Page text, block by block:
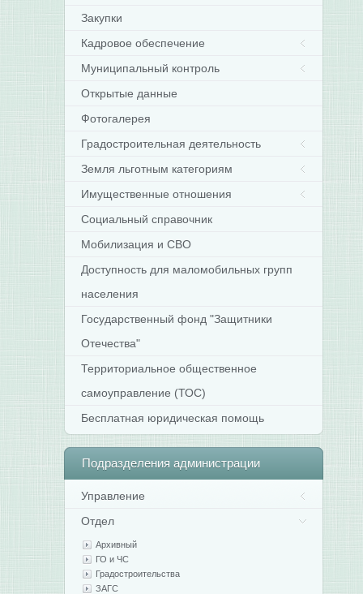
Закупки
Кадровое обеспечение
Муниципальный контроль
Открытые данные
Фотогалерея
Градостроительная деятельность
Земля льготным категориям
Имущественные отношения
Социальный справочник
Мобилизация и СВО
Доступность для маломобильных групп
населения
Государственный фонд "Защитники
Отечества"
Территориальное общественное
самоуправление (ТОС)
Бесплатная юридическая помощь
Подразделения администрации
Управление
Отдел
Архивный
ГО и ЧС
Градостроительства
ЗАГС